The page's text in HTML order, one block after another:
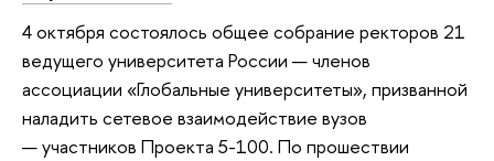
4 октября состоялось общее собрание ректоров 21
ведущего университета России — членов
ассоциации «Глобальные университеты», призванной
наладить сетевое взаимодействие вузов
— участников Проекта 5-100. По прошествии